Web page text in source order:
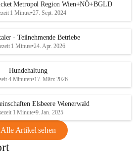
Metropol Region Wien+NÖ+BGLD
1 Minute•27. Sept. 2024
- Teilnehmende Betriebe
1 Minute•24. Apr. 2026
Hundehaltung
4 Minuten•17. März 2026
Elsbeere Wienerwald
1 Minute•9. Jan. 2025
Alle Artikel sehen